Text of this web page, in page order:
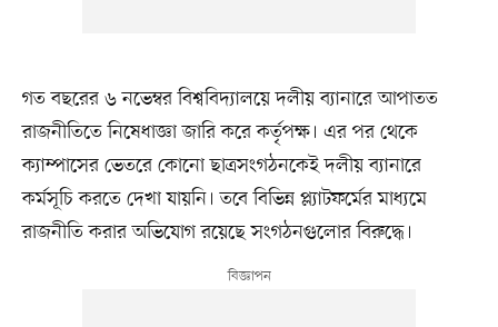
গত বছরের ৬ নভেম্বর বিশ্ববিদ্যালয়ে দলীয় ব্যানারে আপাতত
রাজনীতিতে নিষেধাজ্ঞা জারি করে কর্তৃপক্ষ। এর পর থেকে
ক্যাম্পাসের ভেতরে কোনো ছাত্রসংগঠনকেই দলীয় ব্যানারে
কর্মসূচি করতে দেখা যায়নি। তবে বিভিন্ন প্ল্যাটফর্মের মাধ্যমে
রাজনীতি করার অভিযোগ রয়েছে সংগঠনগুলোর বিরুদ্ধে।